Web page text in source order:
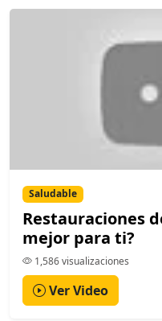
Saludable
Restauraciones
mejor para ti?
1,586 visualizaciones
Ver Video